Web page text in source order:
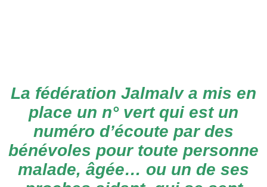
La fédération Jalmalv a mis en
place un n° vert qui est un
numéro d’écoute par des
bénévoles pour toute personne
malade, âgée… ou un de ses